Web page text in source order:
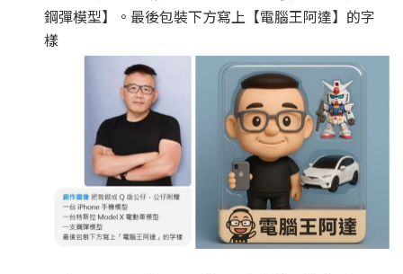
鋼彈模型】。最後包裝下方寫上【電腦王阿達】的字
樣